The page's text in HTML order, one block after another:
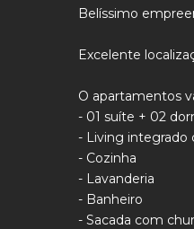
Belíssimo
Excelente
O apartamentos
- 01 suíte + 02
- Living integrado
- Cozinha
- Lavanderia
- Banheiro
- Sacada com